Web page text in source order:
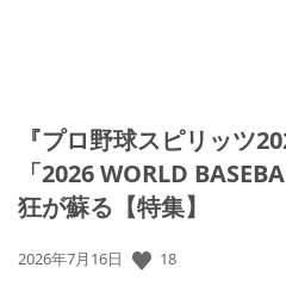
『プロ野球スピリッツ
「2026 WORLD
狂が蘇る【特集】
公
2026年7月16日 18